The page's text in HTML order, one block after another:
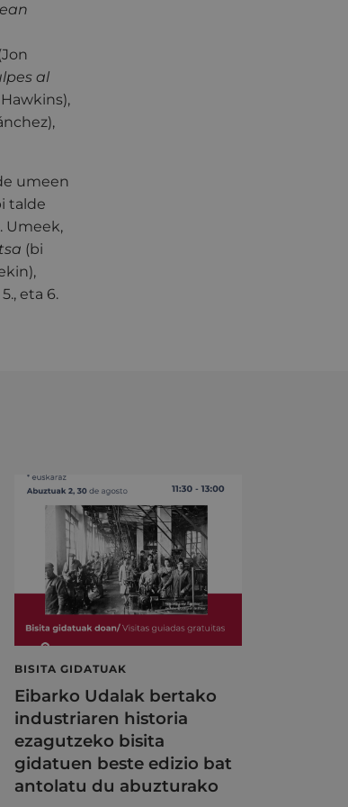
al
umeen
talde
Umeek,
(bi
eta 6.
BISITA GIDATUAK
Eibarko Udalak bertako
industriaren historia
ezagutzeko bisita
gidatuen beste edizio bat
antolatu du abuzturako